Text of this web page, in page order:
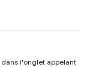
l'onglet appelant